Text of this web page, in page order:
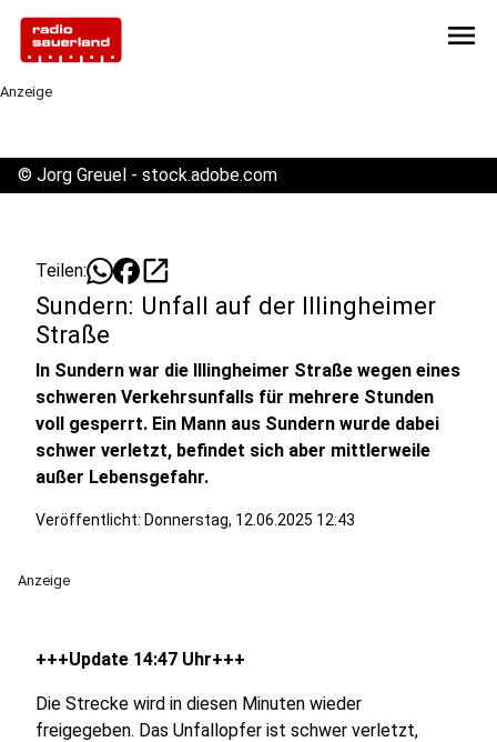
menu
Anzeige
© Jorg Greuel - stock.adobe.com
Teilen: open_in_new
Sundern: Unfall auf der Illingheimer
Straße
In Sundern war die Illingheimer Straße wegen eines
schweren Verkehrsunfalls für mehrere Stunden
voll gesperrt. Ein Mann aus Sundern wurde dabei
schwer verletzt, befindet sich aber mittlerweile
außer Lebensgefahr.
Veröffentlicht: Donnerstag, 12.06.2025 12:43
Anzeige
+++Update 14:47 Uhr+++
Die Strecke wird in diesen Minuten wieder
freigegeben. Das Unfallopfer ist schwer verletzt,